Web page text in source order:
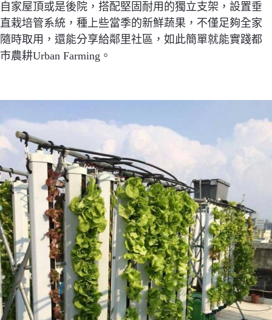
自家屋頂或是後院，搭配堅固耐用的獨立支架，設置垂
直栽培管系統，種上些當季的新鮮蔬果，不僅足夠全家
隨時取用，還能分享給鄰里社區，如此簡單就能實踐都
市農耕Urban Farming。